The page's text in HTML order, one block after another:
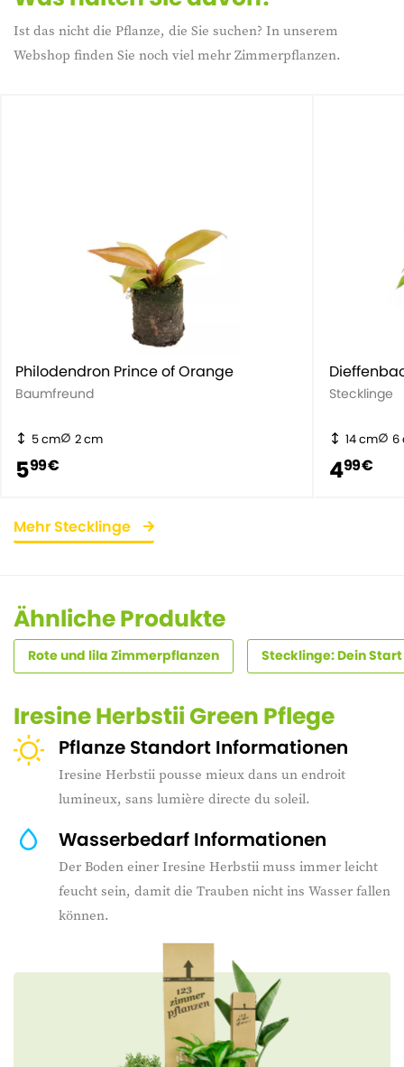
Ist das nicht die Pflanze, die Sie suchen? In unserem
Webshop finden Sie noch viel mehr Zimmerpflanzen.
Philodendron Prince of Orange
Baumfreund
5 cm 2 cm
599 €
Stecklinge
14 cm 6
499 €
Mehr Stecklinge
Ähnliche Produkte
Rote und lila Zimmerpflanzen Stecklinge: Dein
Iresine Herbstii Green Pflege
Pflanze Standort Informationen
Iresine Herbstii pousse mieux dans un endroit
lumineux, sans lumière directe du soleil.
Wasserbedarf Informationen
Der Boden einer Iresine Herbstii muss immer leicht
feucht sein, damit die Trauben nicht ins Wasser fallen
können.